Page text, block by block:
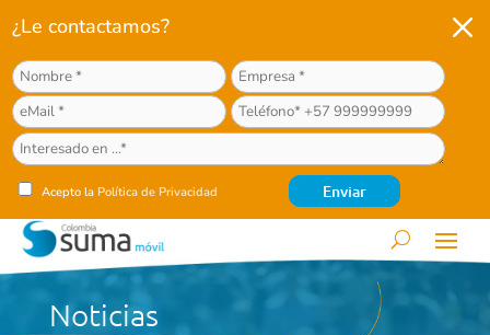
¿Le contactamos?
Acepto la Política de Privacidad
M
Noticias